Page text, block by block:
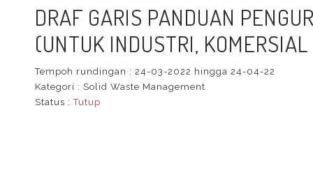
DRAF GARIS PANDUAN
(UNTUK INDUSTRI,
Tempoh rundingan : 24-03-2022 hingga 24-04-22
Kategori : Solid Waste Management
Status :Tutup